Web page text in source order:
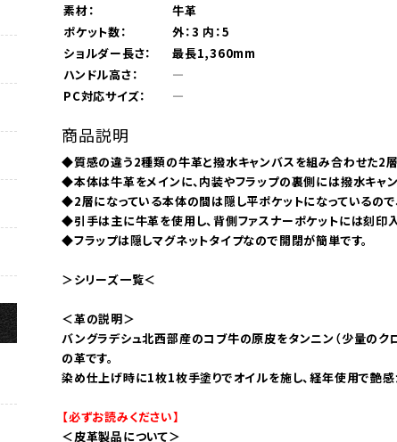
素材：
牛革
ポケット数：
外：3 内：5
ショルダー長さ：
最長1,360mm
ハンドル高さ：
―
PC対応サイズ：
―
商品説明
◆質感の違う2種類の牛革と撥水キャンバスを組み合わせた2層
◆本体は牛革をメインに、内装やフラップの裏側には撥水キャン
◆2層になっている本体の間は隠し平ポケットになっているので
◆引手は主に牛革を使用し、背側ファスナーポケットには刻印
◆フラップは隠しマグネットタイプなので開閉が簡単です。
＞シリーズ一覧＜
＜革の説明＞
バングラデシュ北西部産のコブ牛の原皮をタンニン（少量のク
の革です。
染め仕上げ時に1枚1枚手塗りでオイルを施し、経年使用で艶感
【必ずお読みください】
＜皮革製品について＞